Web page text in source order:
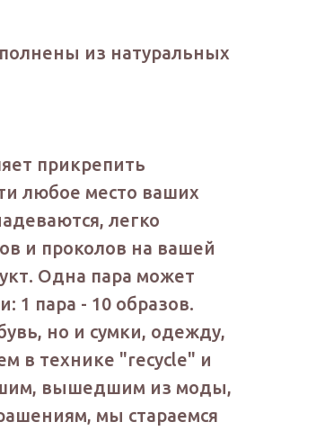
из натуральных
прикрепить
любое место ваших
легко
и проколов на вашей
Одна пара может
1 пара - 10 образов.
но и сумки, одежду,
в технике "recycle" и
вышедшим из моды,
мы стараемся